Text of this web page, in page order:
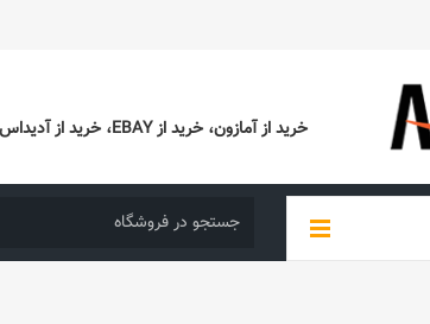
خرید از آمازون، خرید از EBAY، خرید از آدیداس (ADIDAS)، خرید از سایتهای خارجی